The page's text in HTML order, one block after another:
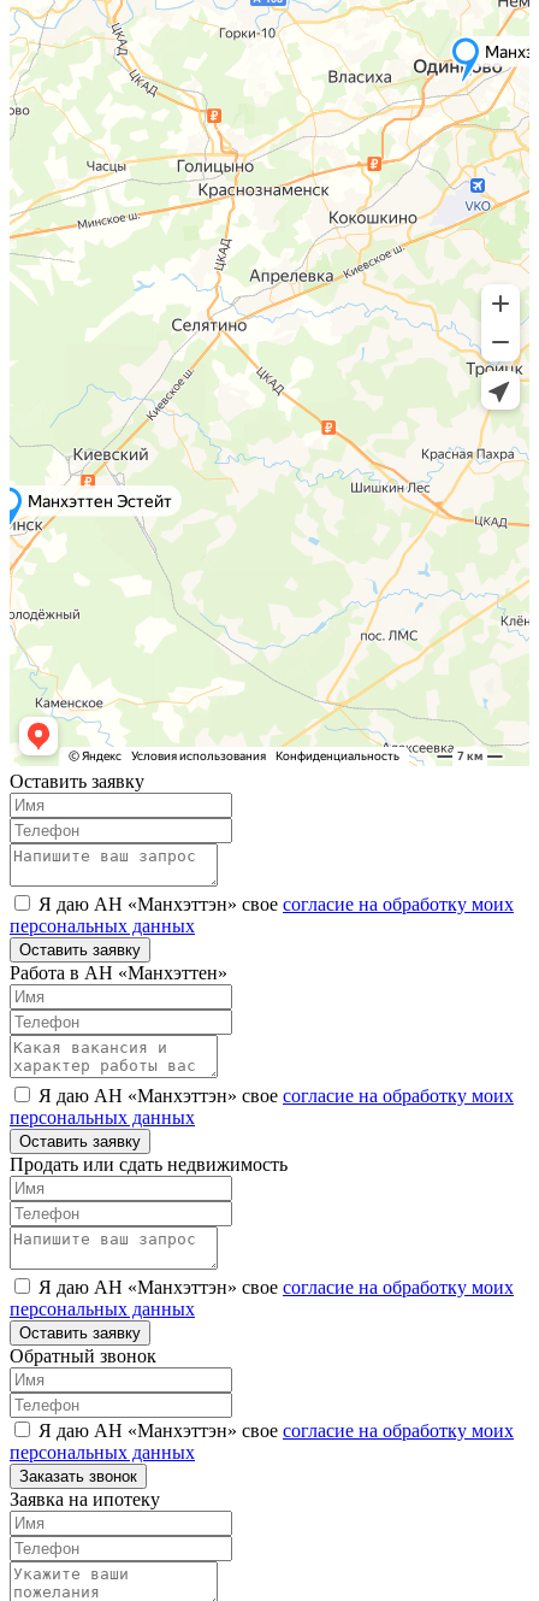
Оставить заявку
Я даю АН «Манхэттэн» свое согласие на обработку моих
персональных данных
Оставить заявку
Работа в АН «Манхэттен»
Я даю АН «Манхэттэн» свое согласие на обработку моих
персональных данных
Оставить заявку
Продать или сдать недвижимость
Я даю АН «Манхэттэн» свое согласие на обработку моих
персональных данных
Оставить заявку
Обратный звонок
Я даю АН «Манхэттэн» свое согласие на обработку моих
персональных данных
Заказать звонок
Заявка на ипотеку